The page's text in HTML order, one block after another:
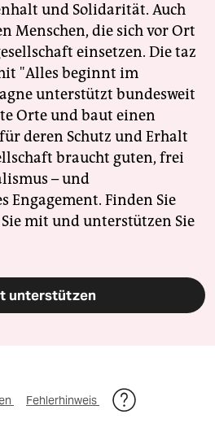
und Solidarität. Auch
Menschen, die sich vor Ort
einsetzen. Die taz
"Alles beginnt im
unterstützt bundesweit
Orte und baut einen
deren Schutz und Erhalt
braucht guten, frei
– und
Engagement. Finden Sie
mit und unterstützen Sie
unterstützen
Fehlerhinweis